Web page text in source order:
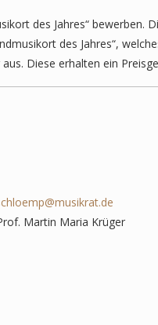
des Jahres“
des Jahres“,
Diese erhalten ein
Martin Maria Krüger